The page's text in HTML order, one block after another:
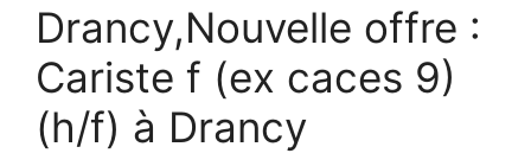
Drancy,Nouvelle offre :
Cariste f (ex caces 9)
(h/f) à Drancy